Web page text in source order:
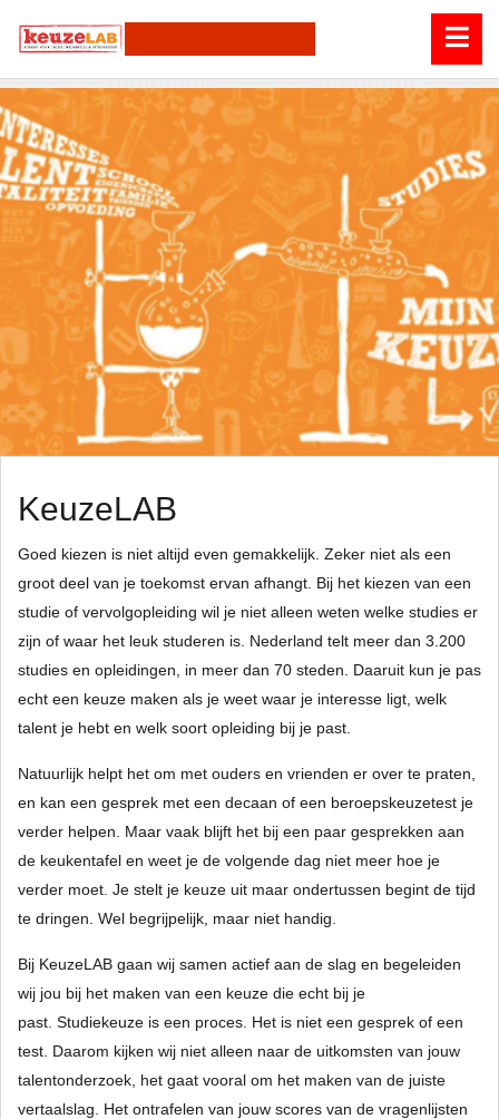
KeuzeLAB
Goed kiezen is niet altijd even gemakkelijk. Zeker niet als een
groot deel van je toekomst ervan afhangt. Bij het kiezen van een
studie of vervolgopleiding wil je niet alleen weten welke studies er
zijn of waar het leuk studeren is. Nederland telt meer dan 3.200
studies en opleidingen, in meer dan 70 steden. Daaruit kun je pas
echt een keuze maken als je weet waar je interesse ligt, welk
talent je hebt en welk soort opleiding bij je past.
Natuurlijk helpt het om met ouders en vrienden er over te praten,
en kan een gesprek met een decaan of een beroepskeuzetest je
verder helpen. Maar vaak blijft het bij een paar gesprekken aan
de keukentafel en weet je de volgende dag niet meer hoe je
verder moet. Je stelt je keuze uit maar ondertussen begint de tijd
te dringen. Wel begrijpelijk, maar niet handig.
Bij KeuzeLAB gaan wij samen actief aan de slag en begeleiden
wij jou bij het maken van een keuze die echt bij je
past. Studiekeuze is een proces. Het is niet een gesprek of een
test. Daarom kijken wij niet alleen naar de uitkomsten van jouw
talentonderzoek, het gaat vooral om het maken van de juiste
vertaalslag. Het ontrafelen van jouw scores van de vragenlijsten